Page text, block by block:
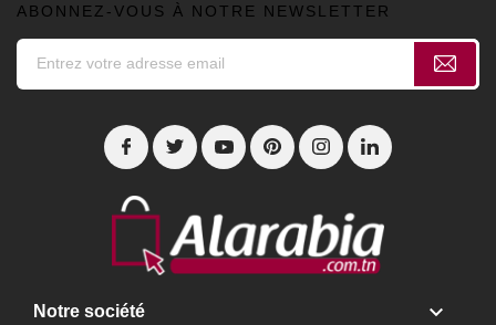
ABONNEZ-VOUS À NOTRE NEWSLETTER
Notre société 